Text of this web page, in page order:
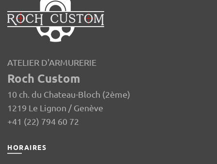
ATELIER D'ARMURERIE
Roch Custom
10 ch. du Chateau-Bloch (2ème)
1219 Le Lignon / Genève
+41 (22) 794 60 72
HORAIRES